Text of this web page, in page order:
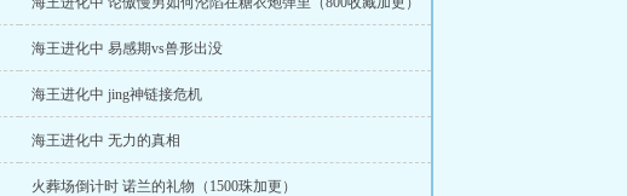
海王进化中 易感期vs兽形出没
海王进化中 jing神链接危机
海王进化中 无力的真相
火葬场倒计时 诺兰的礼物（1500珠加更）